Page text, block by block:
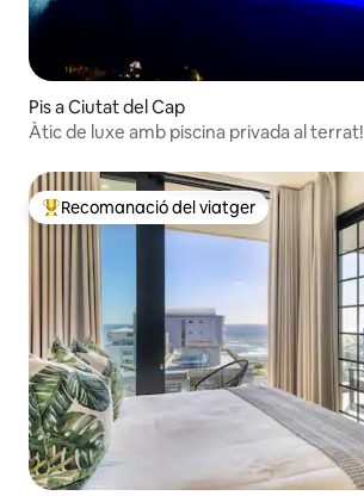
Pis a Ciutat del Cap
Àtic de luxe amb piscina privada al terrat!
Principals recomanacions dels viatgers
Recomanació del viatger